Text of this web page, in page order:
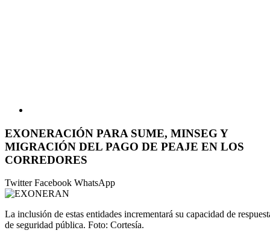
EXONERACIÓN PARA SUME, MINSEG Y
MIGRACIÓN DEL PAGO DE PEAJE EN LOS
CORREDORES
TwitterFacebook WhatsApp
La inclusión de estas entidades incrementará su capacidad de
de seguridad pública. Foto: Cortesía.